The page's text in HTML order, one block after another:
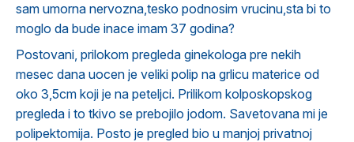
sam umorna nervozna,tesko podnosim vrucinu,sta bi to
moglo da bude inace imam 37 godina?
Postovani, prilokom pregleda ginekologa pre nekih
mesec dana uocen je veliki polip na grlicu materice od
oko 3,5cm koji je na peteljci. Prilikom kolposkopskog
pregleda i to tkivo se prebojilo jodom. Savetovana mi je
polipektomija. Posto je pregled bio u manjoj privatnoj